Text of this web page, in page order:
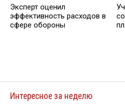
Эксперт оценил
эффективность расходов в
сфере обороны
Интересное за неделю